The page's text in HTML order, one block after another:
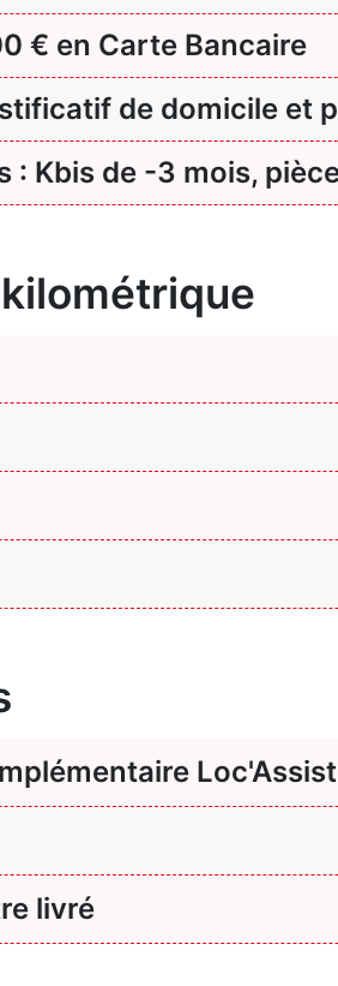
€ en Carte Bancaire
de domicile et
: Kbis de -3 mois,
Loc'Assist
livré